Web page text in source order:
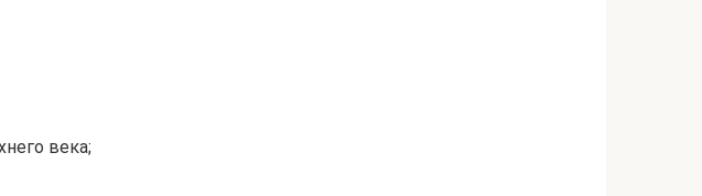
века;